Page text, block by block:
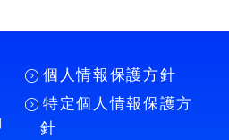
個人情報保護方針
特定個人情報保護方
針